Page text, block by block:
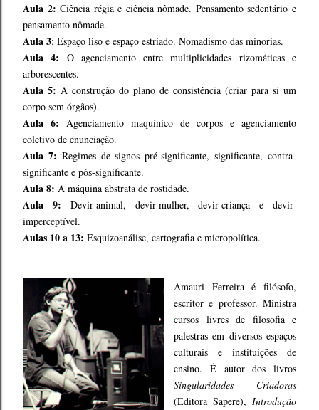
Aula 2: Ciência régia e ciência nômade. Pensamento sedentário e
pensamento nômade.
Aula 3: Espaço liso e espaço estriado. Nomadismo das minorias.
Aula 4: O agenciamento entre multiplicidades rizomáticas e
arborescentes.
Aula 5: A construção do plano de consistência (criar para si um
corpo sem órgãos).
Aula 6: Agenciamento maquínico de corpos e agenciamento
coletivo de enunciação.
Aula 7: Regimes de signos pré-significante, significante, contra-
significante e pós-significante.
Aula 8: A máquina abstrata de rostidade.
Aula 9: Devir-animal, devir-mulher, devir-criança e devir-
imperceptível.
Aulas 10 a 13: Esquizoanálise, cartografia e micropolítica.
Amauri Ferreira é filósofo,
escritor e professor. Ministra
cursos livres de filosofia e
palestras em diversos espaços
culturais e instituições de
ensino. É autor dos livros
Singularidades Criadoras
(Editora Sapere), Introdução